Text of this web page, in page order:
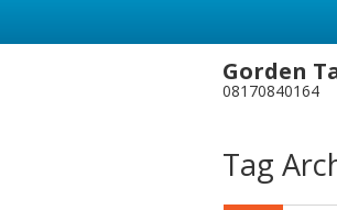
Gorden
08170840164
Tag